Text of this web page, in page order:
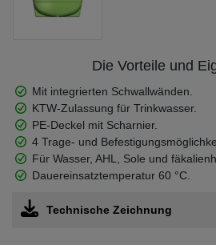
Die Vorteile und
Mit integrierten Schwallwänden.
KTW-Zulassung für Trinkwasser.
PE-Deckel mit Scharnier.
4 Trage- und
Für Wasser, AHL, Sole und
Dauereinsatztemperatur 60 °C.
Technische Zeichnung